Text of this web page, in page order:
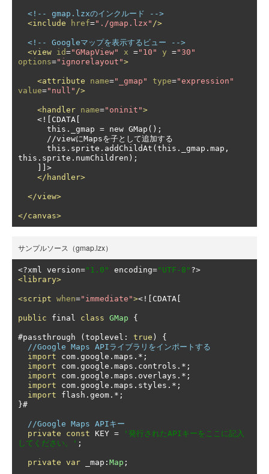
<!-- gmap.lzxのインクルード -->
<include
href="./gmap.lzx" />
<!-- Googleマップを表示するビュー -->
<view id="GMapView" x ="10" y ="30"
options="ignorelayout">
<attribute name="_gmap" type="expression"
value="null" />
<handler name="oninit">
this.sprite.numChildren);
</handler>
</view>
</canvas>
サンプルソース（gmap.lzx）
<?xml version="1.0" encoding="UTF-8" ?>
<library>
<script when="immediate"><![ CDATA
public final class GMap {
#passthrough ( toplevel : true )
{
//Google Maps APIライブラリをインポートする
import com . google . maps .*;
import com . google . maps . controls .*;
import com . google . maps . overlays .*;
import com . google . maps . styles .*;
import flash . geom .*;
}#
//Google Maps APIキー
private
const KEY =
'発行されたAPIキーをここに記入
してください。' ;
private var _map : Map ;